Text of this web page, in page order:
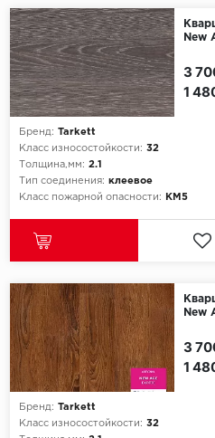
New
Бренд: Tarkett
Класс износостойкости: 32
Толщина,мм: 2.1
Тип соединения: клеевое
Класс пожарной опасности:
КМ5
1
3
New
Бренд: Tarkett
Класс износостойкости: 32
1
3